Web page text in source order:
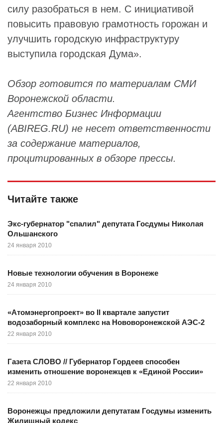
силу разобраться в нем. С инициативой
повысить правовую грамотность горожан и
улучшить городскую инфраструктуру
выступила городская Дума».
Обзор готовится по материалам СМИ
Воронежской области.
Агентство Бизнес Информации
(ABIREG.RU) не несет ответственности
за содержание материалов,
процитированных в обзоре прессы.
Читайте также
Экс-губернатор "спалил" депутата Госдумы Николая
Ольшанского
24 января 2010
Новые технологии обучения в Воронеже
24 января 2010
«Атомэнергопроект» во II квартале запустит
водозаборный комплекс на Нововоронежской АЭС-2
22 января 2010
Газета СЛОВО // Губернатор Гордеев способен
изменить отношение воронежцев к «Единой России»
22 января 2010
Воронежцы предложили депутатам Госдумы изменить
Жилищный кодекс